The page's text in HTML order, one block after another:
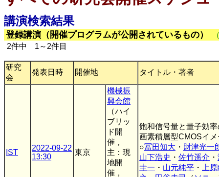
講演検索結果
登録講演（開催プログラムが公開されているもの）
2件中 1～2件目
研究
会
発表日時 開催地 タイトル・著者
IST
2022-09-22
13:30
東京
機械振
興会館
（ハイ
ブリッ
ド開
催，
主：現
地開
催，
飽和信号量と量子効
画素積層型CMOSイ
○冨田知大 ・ 財津光一
山下浩史 ・ 佐竹遥介 ・
圭一 ・ 山元純平 ・
上